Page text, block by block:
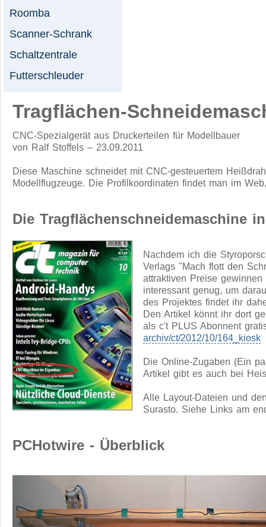
Roomba
Scanner-Schrank
Schaltzentrale
Futterschleuder
Tragflächen-
CNC-Spezialgerät aus Druckerteilen für Modellbauer
von Ralf Stoffels – 23.09.2011
Diese Maschine schneidet mit CNC-gesteuertem
Modellflugzeuge. Die Profilkoordinaten findet man im
Die Tragflächenschneidemaschine
Nachdem ich die
Verlags "Mach flott den
attraktiven Preise
interessant genug, um
des Projektes findet ihr
Den Artikel könnt ihr dort
als c't PLUS Abonnent
archiv/ct/2012/10/164_kiosk
Die Online-Zugaben (Ein
Artikel gibt es auch bei
Alle Layout-Dateien und
Surasto. Siehe Links am
PCHotwire - Überblick